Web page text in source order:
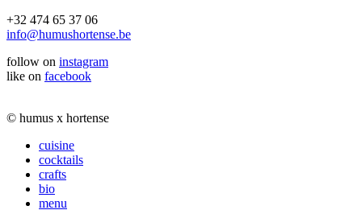
+32 474 65 37 06
info@humushortense.be
follow on instagram
like on facebook
© humus x hortense
cuisine
cocktails
crafts
bio
menu